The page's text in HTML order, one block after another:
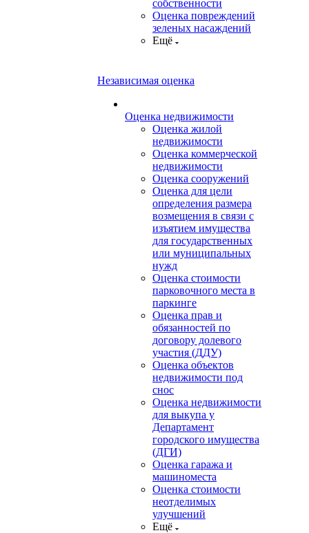
собственности
Оценка повреждений
зеленых насаждений
Ещё
Независимая оценка
Оценка недвижимости
Оценка жилой
недвижимости
Оценка коммерческой
недвижимости
Оценка сооружений
Оценка для цели
определения размера
возмещения в связи с
изъятием имущества
для государственных
или муниципальных
нужд
Оценка стоимости
парковочного места в
паркинге
Оценка прав и
обязанностей по
договору долевого
участия (ДДУ)
Оценка объектов
недвижимости под
снос
Оценка недвижимости
для выкупа у
Департамент
городского имущества
(ДГИ)
Оценка гаража и
машиноместа
Оценка стоимости
неотделимых
улучшений
Ещё